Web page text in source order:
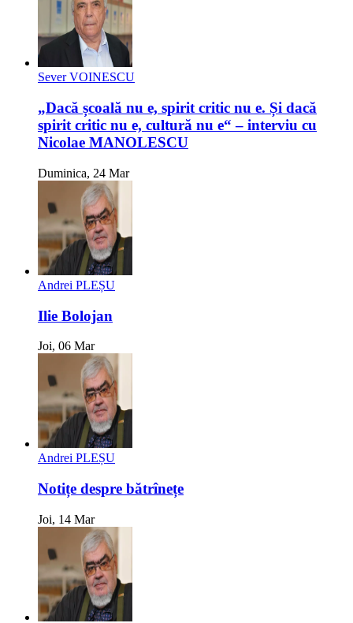
Sever VOINESCU
„Dacă școală nu e, spirit critic nu e. Și dacă
spirit critic nu e, cultură nu e“ – interviu cu
Nicolae MANOLESCU
Duminica, 24 Mar
Andrei PLEȘU
Ilie Bolojan
Joi, 06 Mar
Andrei PLEȘU
Notițe despre bătrînețe
Joi, 14 Mar